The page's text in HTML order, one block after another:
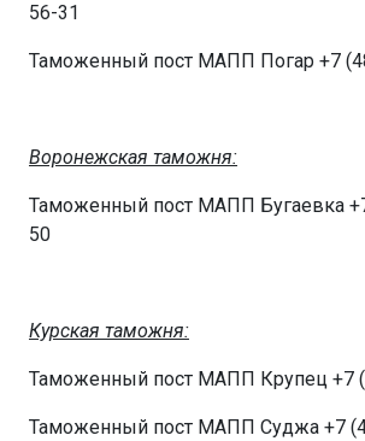
56-31
Таможенный пост МАПП Погар +7
Воронежская таможня:
Таможенный пост МАПП Бугаевка
50
Курская таможня:
Таможенный пост МАПП Крупец +7
Таможенный пост МАПП Суджа +7